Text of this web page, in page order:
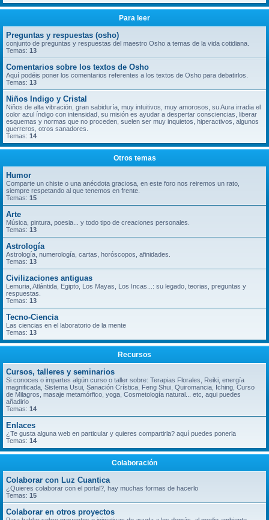
Para leer
Preguntas y respuestas (osho)
conjunto de preguntas y respuestas del maestro Osho a temas de la vida cotidiana.
Temas: 13
Comentarios sobre los textos de Osho
Aquí podéis poner los comentarios referentes a los textos de Osho para debatirlos.
Temas: 13
Niños Indigo y Cristal
Niños de alta vibración, gran sabiduría, muy intuitivos, muy amorosos, su Aura irradia el
color azul índigo con intensidad, su misión es ayudar a despertar consciencias, liberar
esquemas y normas que no proceden, suelen ser muy inquietos, hiperactivos, algunos
guerreros, otros sanadores.
Temas: 14
Otros temas
Humor
Comparte un chiste o una anécdota graciosa, en este foro nos reiremos un rato,
siempre respetando al que tenemos en frente.
Temas: 15
Arte
Música, pintura, poesia... y todo tipo de creaciones personales.
Temas: 13
Astrología
Astrología, numerología, cartas, horóscopos, afinidades.
Temas: 13
Civilizaciones antiguas
Lemuria, Atlántida, Egipto, Los Mayas, Los Incas...: su legado, teorias, preguntas y
respuestas.
Temas: 13
Tecno-Ciencia
Las ciencias en el laboratorio de la mente
Temas: 13
Recursos
Cursos, talleres y seminarios
Si conoces o impartes algún curso o taller sobre: Terapias Florales, Reiki, energía
magnificada, Sistema Usui, Sanación Crística, Feng Shui, Quiromancia, Iching, Curso
de Milagros, masaje metamórfico, yoga, Cosmetología natural... etc, aqui puedes
añadirlo
Temas: 14
Enlaces
¿Te gusta alguna web en particular y quieres compartirla? aquí puedes ponerla
Temas: 14
Colaboración
Colaborar con Luz Cuantica
¿Quieres colaborar con el portal?, hay muchas formas de hacerlo
Temas: 15
Colaborar en otros proyectos